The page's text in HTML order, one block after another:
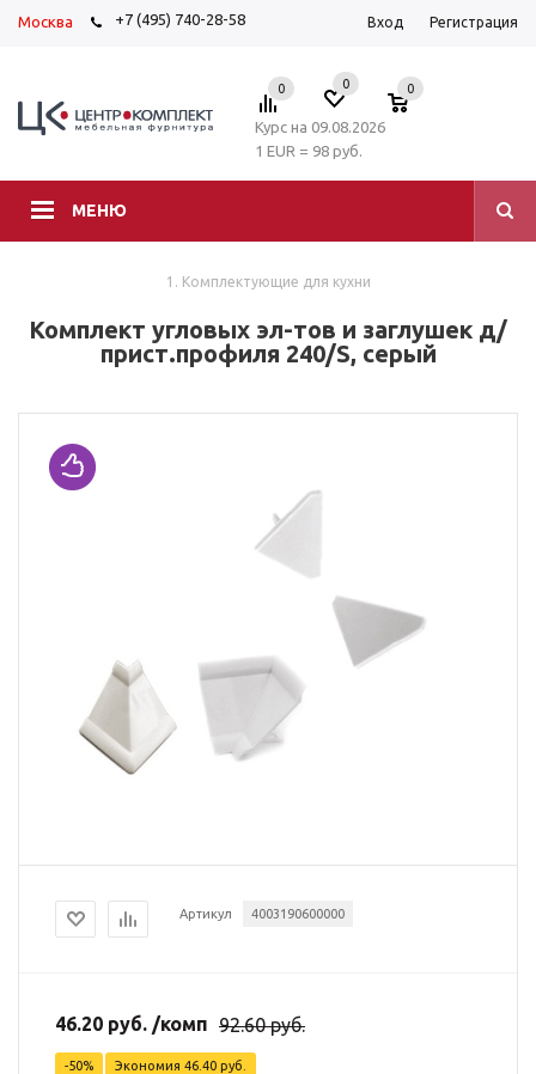
Москва +7 (495) 740-28-58 Вход Регистрация
МЕНЮ
0 0 0
Курс на 09.08.2026
1 EUR = 98 руб.
1. Комплектующие для кухни
Комплект угловых эл-тов и заглушек д/
прист.профиля 240/S, серый
Артикул 4003190600000
46.20 руб. /комп 92.60руб.
-50% Экономия 46.40 руб.